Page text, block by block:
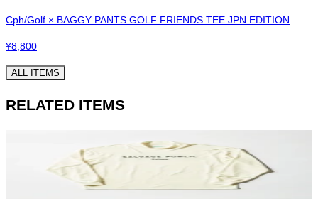
Cph/Golf × BAGGY PANTS GOLF FRIENDS TEE JPN EDITION
¥8,800
ALL ITEMS
RELATED ITEMS